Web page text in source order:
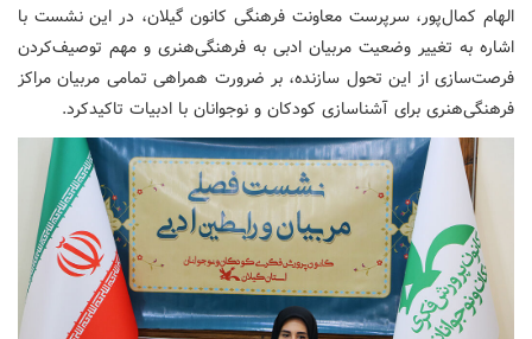
الهام کمال‌پور، سرپرست معاونت فرهنگی کانون گیلان، در این نشست با
اشاره به تغییر وضعیت مربیان ادبی به فرهنگی‌هنری و مهم توصیف‌کردن
فرصت‌سازی از این تحول سازنده، بر ضرورت همراهی تمامی مربیان مراکز
فرهنگی‌هنری برای آشناسازی کودکان و نوجوانان با ادبیات تاکیدکرد.